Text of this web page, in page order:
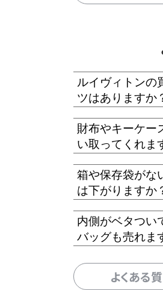
ルイヴィトンの
ツはありますか
財布やキーケー
い取ってくれま
箱や保存袋がな
は下がりますか
内側がベタつい
バッグも売れま
よくある